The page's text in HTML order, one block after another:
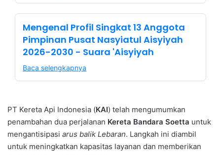
Mengenal Profil Singkat 13 Anggota
Pimpinan Pusat Nasyiatul Aisyiyah
2026-2030 - Suara 'Aisyiyah
Baca selengkapnya
PT Kereta Api Indonesia (KAI) telah mengumumkan
penambahan dua perjalanan Kereta Bandara Soetta untuk
mengantisipasi arus balik Lebaran. Langkah ini diambil
untuk meningkatkan kapasitas layanan dan memberikan